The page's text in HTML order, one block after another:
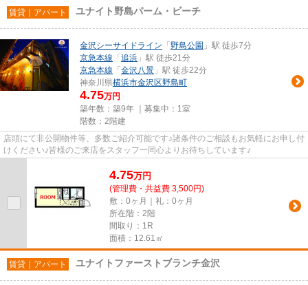
賃貸｜アパート ユナイト野島パーム・ビーチ
金沢シーサイドライン 「 野島公園 」駅 徒歩7分
京急本線 「 追浜 」駅 徒歩21分
京急本線 「 金沢八景 」駅 徒歩22分
神奈川県横浜市金沢区野島町
4.75万円
築年数：築9年 ｜募集中： 1室
階数：2階建
店頭にて非公開物件等、多数ご紹介可能です♪諸条件のご相談もお気軽にお申し付
けください♪皆様のご来店をスタッフ一同心よりお待ちしています♪
4.75万円
(管理費・共益費 3,500円)
敷：0ヶ月｜礼：0ヶ月
所在階：2階
間取り：1R
面積：12.61㎡
賃貸｜アパート ユナイトファーストブランチ金沢